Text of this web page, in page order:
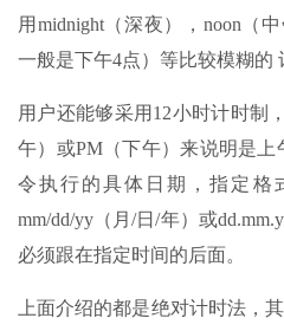
用midnight（深夜），noon（
一般是下午4点）等比较模糊的
用户还能够采用12小时计时制
午）或PM（下午）来说明是
令执行的具体日期，指定格
mm/dd/yy（月/日/年）或
必须跟在指定时间的后面。
上面介绍的都是绝对计时法，